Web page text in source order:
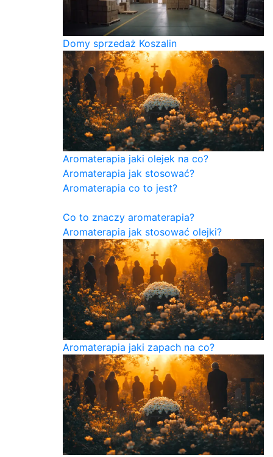
Domy sprzedaż Koszalin
Aromaterapia jaki olejek na co?
Aromaterapia jak stosować?
Aromaterapia co to jest?
Co to znaczy aromaterapia?
Aromaterapia jak stosować olejki?
Aromaterapia jaki zapach na co?